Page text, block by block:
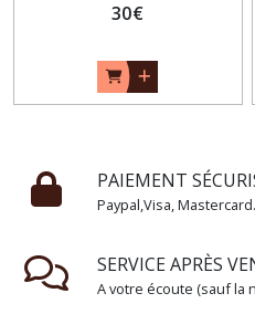
30€
PAIEMENT
Paypal,Visa,
SERVICE APRÈS
A votre écoute (sauf la